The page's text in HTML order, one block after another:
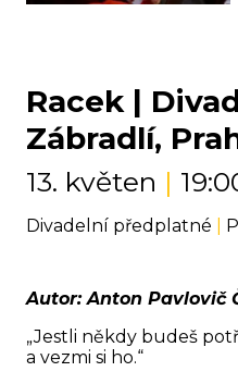
Racek |
Zábradlí,
13. květen |
Divadelní předplatné
Autor: Anton Pavlovič
„Jestli někdy budeš
a vezmi si ho.“